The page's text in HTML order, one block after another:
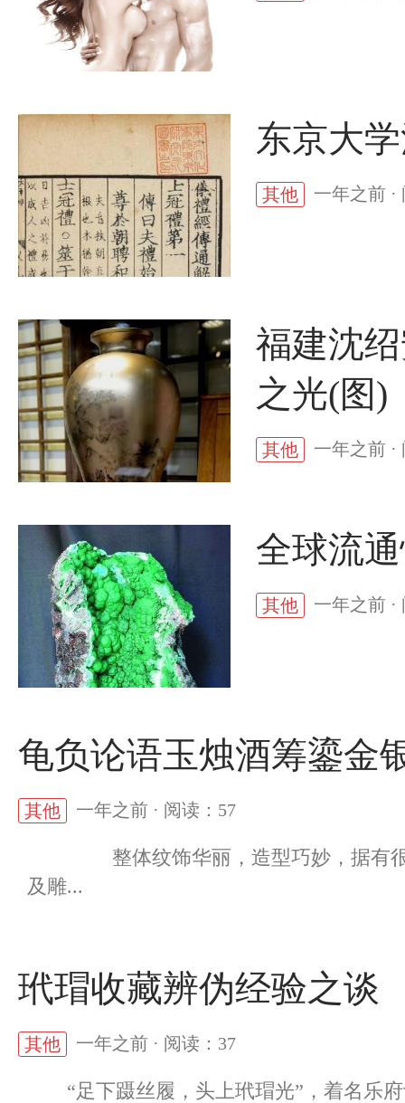
东京大
其他 一年之前 ·
福建沈
之光(图)
其他 一年之前 ·
全球流
其他 一年之前 ·
龟负论语玉烛酒筹鎏金
其他 一年之前 · 阅读：57
整体纹饰华丽，造型巧妙，据有很高
及雕...
玳瑁收藏辨伪经验之谈
其他 一年之前 · 阅读：37
“足下蹑丝履，头上玳瑁光”，着名乐府